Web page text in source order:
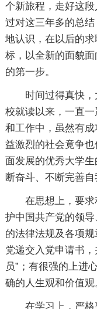
个新旅程，走好这
过对这三年多的总
地认识，在以后的
标，以全新的面貌
的第一步。
时间过得真快
校就读以来，一直
和工作中，虽然有
益激烈的社会竟争
面发展的优秀大学
断奋斗、不断完善自
在思想上，要
护中国共产党的领
的法律法规及各项
党递交入党申请书
员”；有很强的上进
确的人生观和价值观
在学习上，严